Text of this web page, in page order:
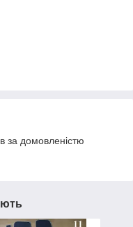
за домовленістю